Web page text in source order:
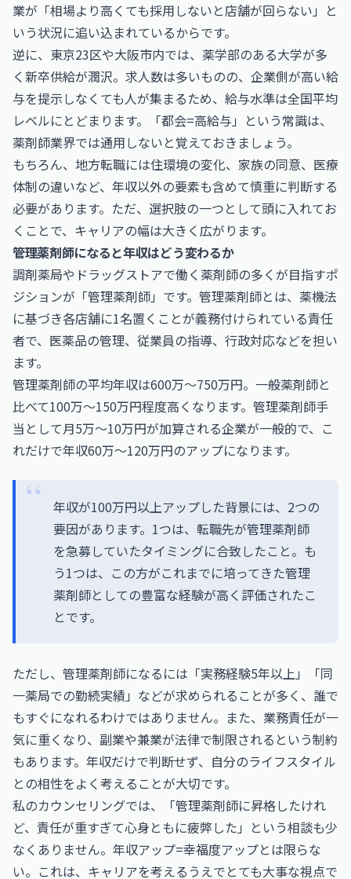
業が「相場より高くても採用しないと店舗が回らない」と
いう状況に追い込まれているからです。
逆に、東京23区や大阪市内では、薬学部のある大学が多
く新卒供給が潤沢。求人数は多いものの、企業側が高い給
与を提示しなくても人が集まるため、給与水準は全国平均
レベルにとどまります。「都会=高給与」という常識は、
薬剤師業界では通用しないと覚えておきましょう。
もちろん、地方転職には住環境の変化、家族の同意、医療
体制の違いなど、年収以外の要素も含めて慎重に判断する
必要があります。ただ、選択肢の一つとして頭に入れてお
くことで、キャリアの幅は大きく広がります。
管理薬剤師になると年収はどう変わるか
調剤薬局やドラッグストアで働く薬剤師の多くが目指すポ
ジションが「管理薬剤師」です。管理薬剤師とは、薬機法
に基づき各店舗に1名置くことが義務付けられている責任
者で、医薬品の管理、従業員の指導、行政対応などを担い
ます。
管理薬剤師の平均年収は600万〜750万円。一般薬剤師と
比べて100万〜150万円程度高くなります。管理薬剤師手
当として月5万〜10万円が加算される企業が一般的で、こ
れだけで年収60万〜120万円のアップになります。
年収が100万円以上アップした背景には、2つの
要因があります。1つは、転職先が管理薬剤師
を急募していたタイミングに合致したこと。も
う1つは、この方がこれまでに培ってきた管理
薬剤師としての豊富な経験が高く評価されたこ
とです。
ただし、管理薬剤師になるには「実務経験5年以上」「同
一薬局での勤続実績」などが求められることが多く、誰で
もすぐになれるわけではありません。また、業務責任が一
気に重くなり、副業や兼業が法律で制限されるという制約
もあります。年収だけで判断せず、自分のライフスタイル
との相性をよく考えることが大切です。
私のカウンセリングでは、「管理薬剤師に昇格したけれ
ど、責任が重すぎて心身ともに疲弊した」という相談も少
なくありません。年収アップ=幸福度アップとは限らな
い。これは、キャリアを考えるうえでとても大事な視点で